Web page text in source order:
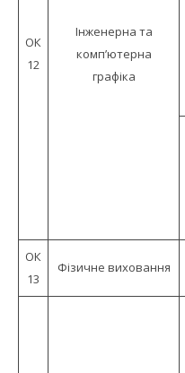
ОК
12
Інженерна та
комп’ютерна
графіка
ОК
13
Фізичне виховання